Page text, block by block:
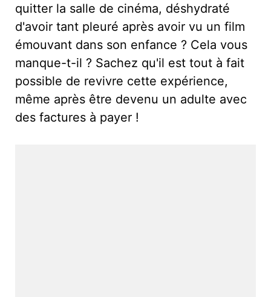
quitter la salle de cinéma, déshydraté
d'avoir tant pleuré après avoir vu un film
émouvant dans son enfance ? Cela vous
manque-t-il ? Sachez qu'il est tout à fait
possible de revivre cette expérience,
même après être devenu un adulte avec
des factures à payer !